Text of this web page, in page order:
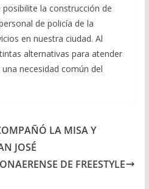
la construcción de
de policía de la
en nuestra ciudad. Al
alternativas para atender
necesidad común del
LA MISA Y
JOSÉ
DE FREESTYLE